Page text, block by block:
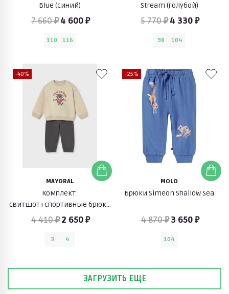
Blue (синий)
7 660 ₽ 4 600 ₽
110 116
Stream (голубой)
5 770 ₽ 4 330 ₽
98 104
-40%
MAYORAL
Комплект:
свитшот+спортивные брюки
(бежевый/черный)
4 410 ₽ 2 650 ₽
3 4
-25%
MOLO
Брюки Simeon Shallow Sea
4 870 ₽3 650 ₽
104
ЗАГРУЗИТЬ ЕЩЕ